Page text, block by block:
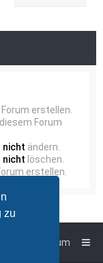
zu
erstellen.
Forum
nicht ändern.
nicht löschen.
erstellen.
Impressum